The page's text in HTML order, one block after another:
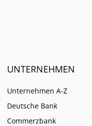
UNTERNEHMEN
Unternehmen A-Z
Deutsche Bank
Commerzbank